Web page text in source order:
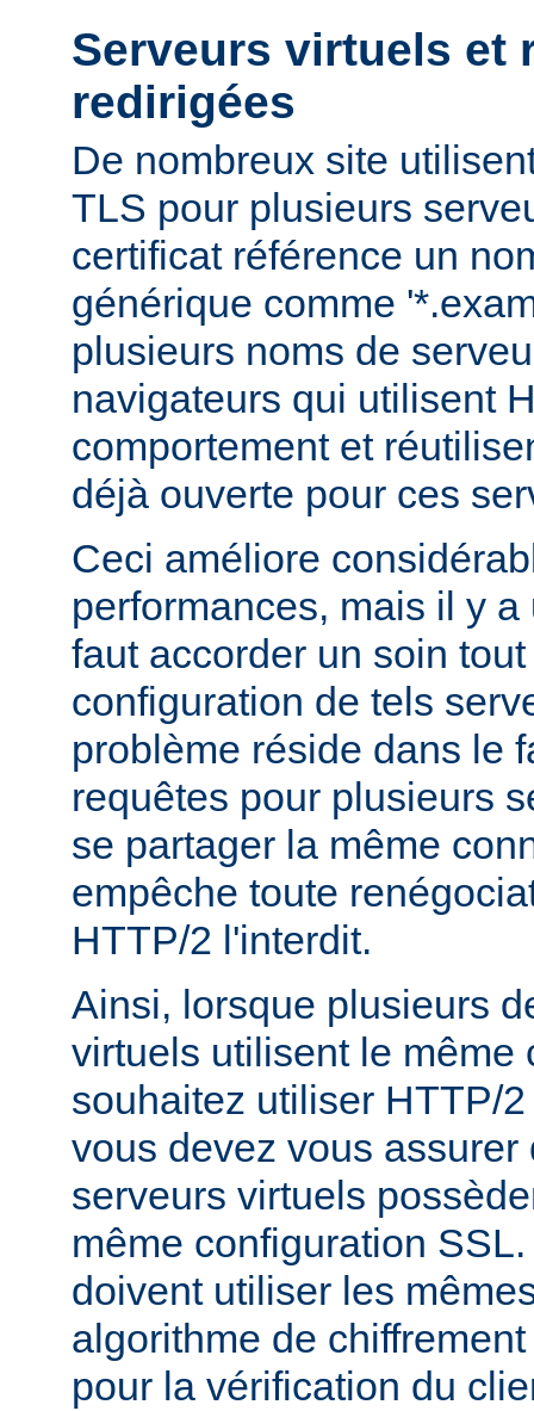
Serveurs virtuels et
redirigées
De nombreux site
TLS pour plusieurs
certificat référence un
générique comme
plusieurs noms de
navigateurs qui utilisent
comportement et
déjà ouverte pour ces
Ceci améliore
performances, mais il y
faut accorder un soin
configuration de tels
problème réside dans le
requêtes pour plusieurs
se partager la même
empêche toute
HTTP/2 l'interdit.
Ainsi, lorsque plusieurs
virtuels utilisent le même
souhaitez utiliser HTTP/
vous devez vous assurer
serveurs virtuels
même configuration
doivent utiliser les
algorithme de
pour la vérification du